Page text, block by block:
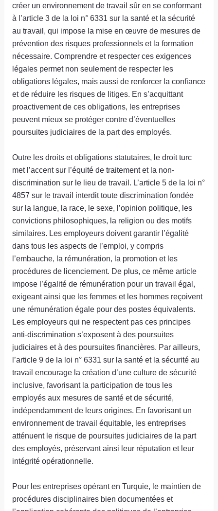
créer un environnement de travail sûr en se conformant
à l’article 3 de la loi n° 6331 sur la santé et la sécurité
au travail, qui impose la mise en œuvre de mesures de
prévention des risques professionnels et la formation
nécessaire. Comprendre et respecter ces exigences
légales permet non seulement de respecter les
obligations légales, mais aussi de renforcer la confiance
et de réduire les risques de litiges. En s’acquittant
proactivement de ces obligations, les entreprises
peuvent mieux se protéger contre d’éventuelles
poursuites judiciaires de la part des employés.
Outre les droits et obligations statutaires, le droit turc
met l’accent sur l’équité de traitement et la non-
discrimination sur le lieu de travail. L’article 5 de la loi n°
4857 sur le travail interdit toute discrimination fondée
sur la langue, la race, le sexe, l’opinion politique, les
convictions philosophiques, la religion ou des motifs
similaires. Les employeurs doivent garantir l’égalité
dans tous les aspects de l’emploi, y compris
l’embauche, la rémunération, la promotion et les
procédures de licenciement. De plus, ce même article
impose l’égalité de rémunération pour un travail égal,
exigeant ainsi que les femmes et les hommes reçoivent
une rémunération égale pour des postes équivalents.
Les employeurs qui ne respectent pas ces principes
anti-discrimination s’exposent à des poursuites
judiciaires et à des poursuites financières. Par ailleurs,
l’article 9 de la loi n° 6331 sur la santé et la sécurité au
travail encourage la création d’une culture de sécurité
inclusive, favorisant la participation de tous les
employés aux mesures de santé et de sécurité,
indépendamment de leurs origines. En favorisant un
environnement de travail équitable, les entreprises
atténuent le risque de poursuites judiciaires de la part
des employés, préservant ainsi leur réputation et leur
intégrité opérationnelle.
Pour les entreprises opérant en Turquie, le maintien de
procédures disciplinaires bien documentées et